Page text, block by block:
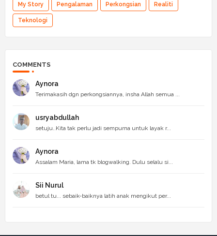
My Story Pengalaman Perkongsian Realiti
Teknologi
COMMENTS
Aynora
Terimakasih dgn perkongsiannya, insha Allah semua ...
usryabdullah
setuju..Kita tak perlu jadi sempurna untuk layak r...
Aynora
Assalam Maria, lama tk blogwalking. Dulu selalu si...
Sii Nurul
betul tu... sebaik-baiknya latih anak mengikut per...